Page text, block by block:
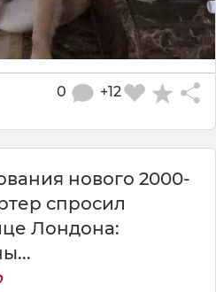
+12
0
нового 2000-
спросил
Лондона: